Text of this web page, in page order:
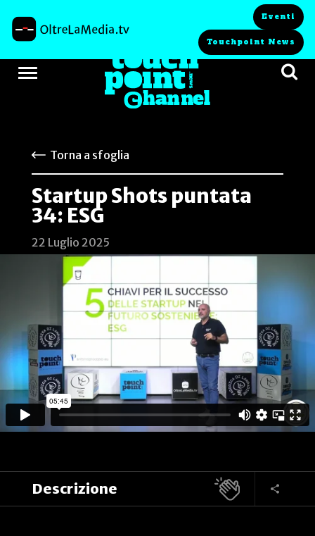
Eventi
Touchpoint News
Torna a sfoglia
Startup Shots puntata
34: ESG
22 Luglio 2025
Descrizione